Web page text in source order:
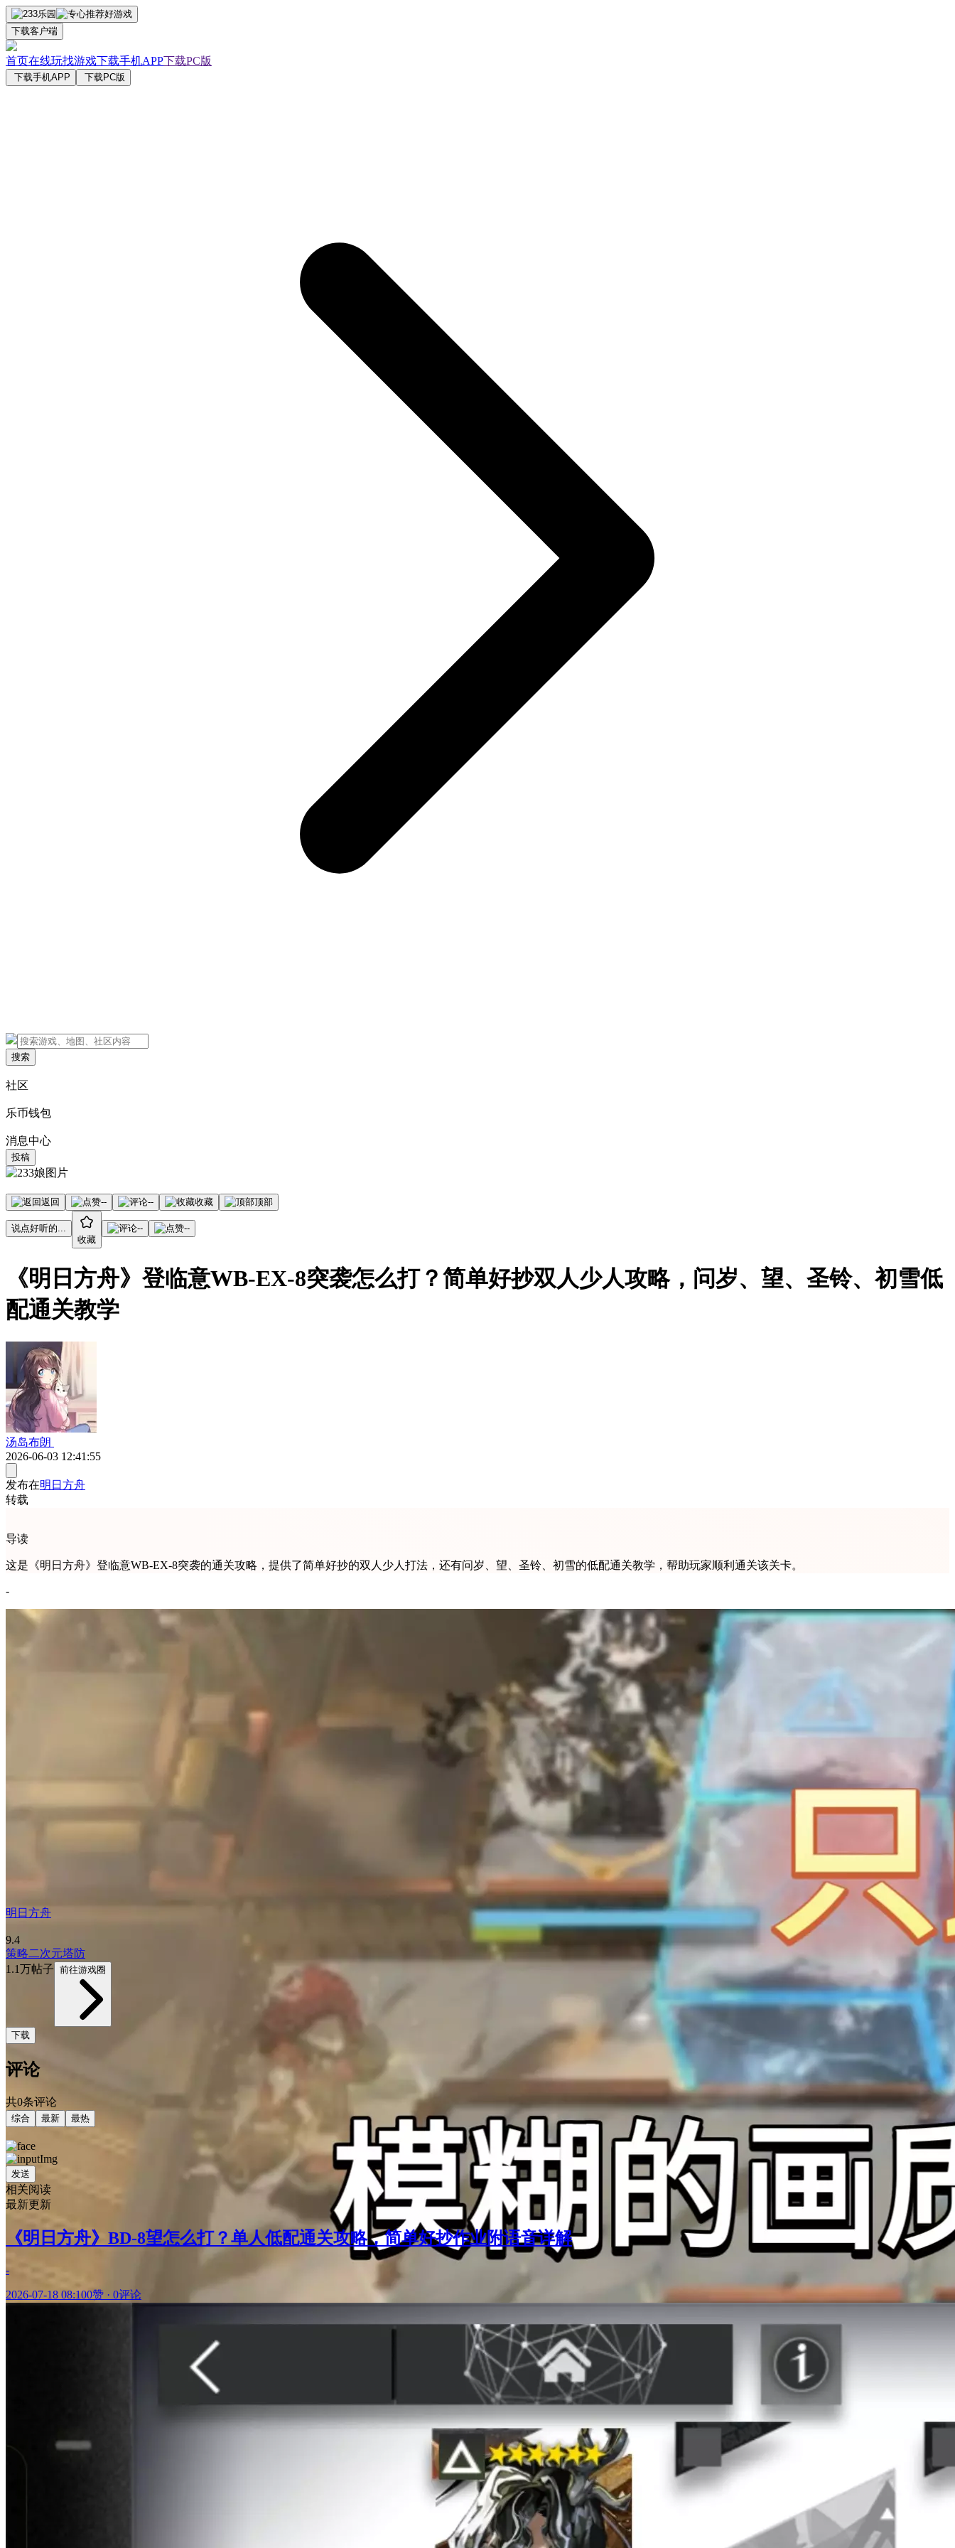
下载客户端
首页在线玩找游戏下载手机APP下载PC版
下载手机APP 下载PC版
搜索
社区
乐币钱包
消息中心
投稿
返回 -- -- 收藏 顶部
说点好听的...
收藏
-- --
《明日方舟》登临意WB-EX-8突袭怎么打？简单好抄双人少人攻略，问岁、望、圣铃、初雪低
配通关教学
汤岛布朗
2026-06-03 12:41:55
发布在明日方舟
转载
导读
这是《明日方舟》登临意WB-EX-8突袭的通关攻略，提供了简单好抄的双人少人打法，还有问岁、望、圣铃、初雪的低配通关教学，帮助玩家顺利通关该关卡。
-
明日方舟
9.4
策略二次元塔防
1.1万帖子 前往游戏圈
下载
评论
共0条评论
综合 最新 最热
发送
相关阅读
最新更新
《明日方舟》BD-8望怎么打？单人低配通关攻略，简单好抄作业附语音详解
-
2026-07-18 08:100赞 · 0评论